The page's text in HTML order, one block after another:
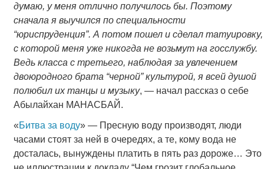
думаю, у меня отлично получилось бы. Поэтому
сначала я выучился по специальности
“юриспруденция”. А потом пошел и сделал татуировку,
с которой меня уже никогда не возьмут на госслужбу.
Ведь класса с третьего, наблюдая за увлечением
двоюродного брата “черной” культурой, я всей душой
полюбил их танцы и музыку, — начал рассказ о себе
Абылайхан МАНАСБАЙ.
«Битва за воду» — Пресную воду производят, люди
часами стоят за ней в очередях, а те, кому вода не
досталась, вынуждены платить в пять раз дороже… Это